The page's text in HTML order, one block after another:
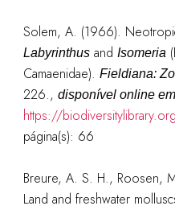
Solem, A. (1966).
Labyrinthusand Isomeria
Camaenidae). Fieldiana:
226., disponível online em
https://
página(s): 66
Breure, A. S. H., Roosen,
Land and freshwater